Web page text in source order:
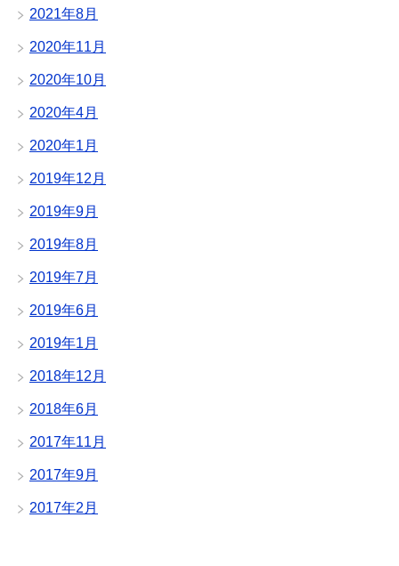
2021年8月
2020年11月
2020年10月
2020年4月
2020年1月
2019年12月
2019年9月
2019年8月
2019年7月
2019年6月
2019年1月
2018年12月
2018年6月
2017年11月
2017年9月
2017年2月